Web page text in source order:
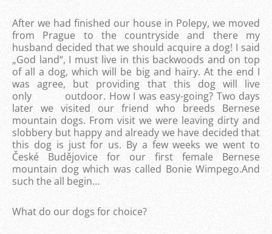
After we had finished our house in Polepy, we moved
from Prague to the countryside and there my
husband decided that we should acquire a dog! I said
„God land“, I must live in this backwoods and on top
of all a dog, which will be big and hairy. At the end I
was agree, but providing that this dog will live
only outdoor. How I was easy-going? Two days
later we visited our friend who breeds Bernese
mountain dogs. From visit we were leaving dirty and
slobbery but happy and already we have decided that
this dog is just for us. By a few weeks we went to
České Budějovice for our first female Bernese
mountain dog which was called Bonie Wimpego.And
such the all begin…
What do our dogs for choice?